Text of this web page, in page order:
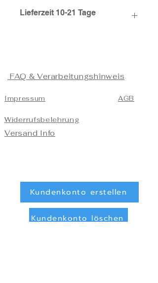
Lieferzeit 10-21 Tage
FAQ & Verarbeitungshinweis
Impressum
Widerrufsbelehrung
Versand Info
AGB
Kundenkonto erstellen
Kundenkonto löschen